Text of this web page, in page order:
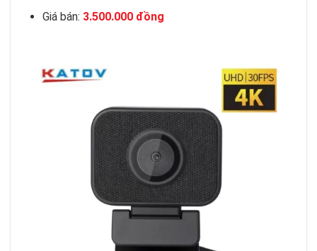
Giá bán: 3.500.000 đồng